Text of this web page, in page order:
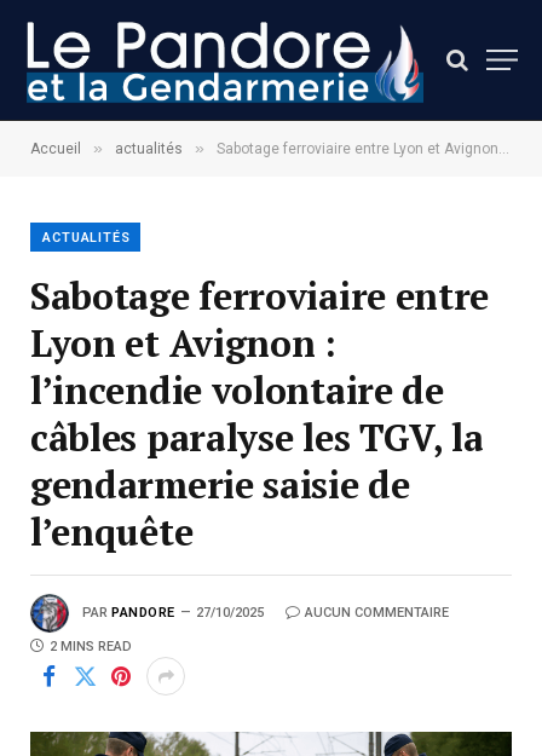
Accueil » actualités » Sabotage ferroviaire entre Lyon et Avignon : l’incendie volontaire de câbles paralyse les TGV, la gendarmerie saisie de l’enquête
ACTUALITÉS
Sabotage ferroviaire entre
Lyon et Avignon :
l’incendie volontaire de
câbles paralyse les TGV, la
gendarmerie saisie de
l’enquête
PAR PANDORE 27/10/2025 AUCUN COMMENTAIRE
2 MINS READ